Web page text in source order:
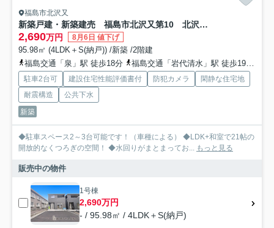
福島市北沢又
新築戸建・新築建売 福島市北沢又第10 北沢又小・信陵中
2,690万円 8月6日 値下げ
95.98㎡ (4LDK＋S(納戸)) /新築 /2階建
福島交通「泉」駅 徒歩18分
福島交通「岩代清水」駅 徒歩19分
駐車2台可 建設住宅性能評価書付 防犯カメラ
閑静な住宅地
耐震構造
公共下水
新築
◆駐車スペース2～3台可能です！（車種による） ◆LDK+和室で21帖の
開放的なくつろぎの空間！ ◆水回りがまとまってお...
もっと見る
販売中の物件
1号棟
2,690万円
- / 95.98㎡ / 4LDK＋S(納戸)